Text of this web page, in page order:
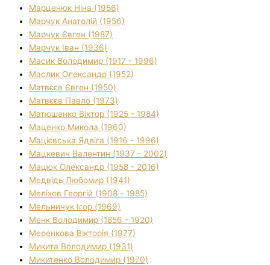
Марценюк Ніна (1956)
Марчук Анатолій (1956)
Марчук Євген (1987)
Марчук Іван (1936)
Масик Володимир (1917 - 1996)
Маслик Олександр (1952)
Матвєєв Євген (1950)
Матвєєв Павло (1973)
Матюшенко Віктор (1925 - 1984)
Маценко Микола (1960)
Мацієвська Ядвіга (1916 - 1996)
Мацкевич Валентин (1937 - 2002)
Мацюк Олександр (1958 - 2016)
Медвідь Любомир (1941)
Меліхов Георгій (1908 - 1985)
Мельничук Ігор (1969)
Менк Володимир (1856 - 1920)
Меренкова Вікторія (1977)
Микита Володимир (1931)
Микитенко Володимир (1970)